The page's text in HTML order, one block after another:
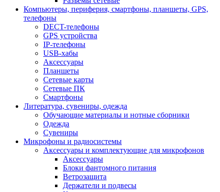
Компьютеры, периферия, смартфоны, планшеты, GPS,
телефоны
DECT-телефоны
GPS устройства
IP-телефоны
USB-хабы
Аксессуары
Планшеты
Сетевые карты
Сетевые ПК
Смартфоны
Литература, сувениры, одежда
Обучающие материалы и нотные сборники
Одежда
Сувениры
Микрофоны и радиосистемы
Аксессуары и комплектующие для микрофонов
Аксессуары
Блоки фантомного питания
Ветрозащита
Держатели и подвесы